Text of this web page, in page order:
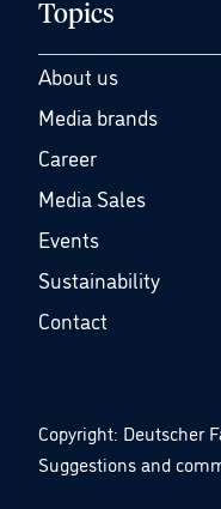
Topics
About us
Media brands
Career
Media Sales
Events
Sustainability
Contact
Copyright: Deutscher
Suggestions and